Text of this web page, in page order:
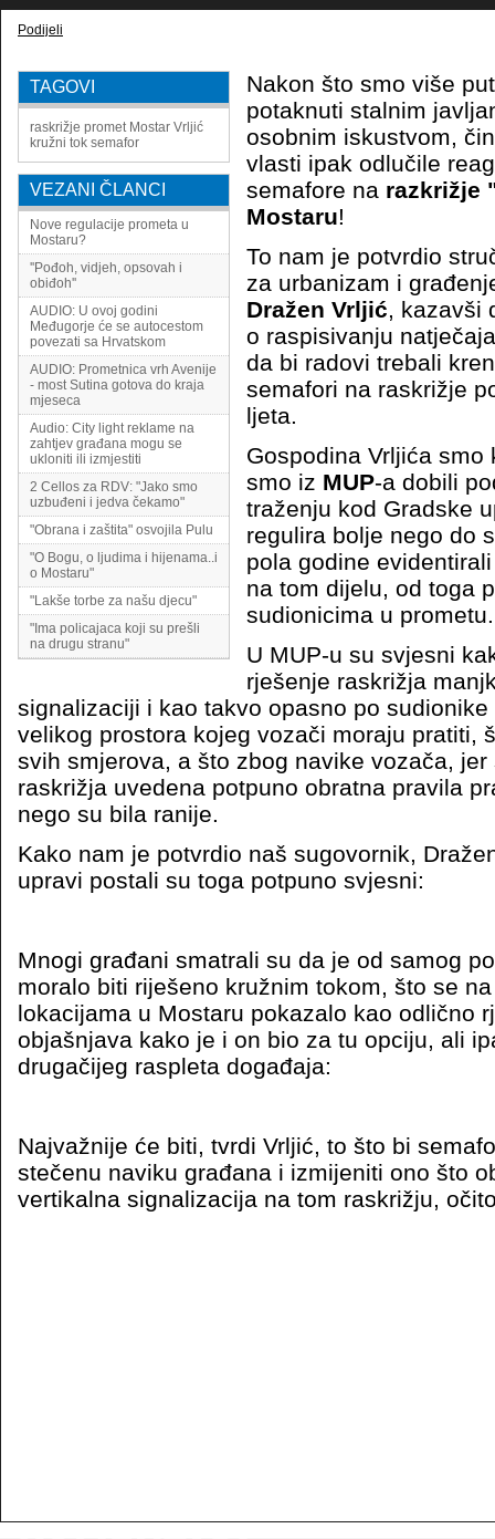
Podijeli
TAGOVI
raskrižje promet Mostar Vrljić
kružni tok semafor
VEZANI ČLANCI
Nove regulacije prometa u
Mostaru?
''Pođoh, vidjeh, opsovah i
obiđoh''
AUDIO: U ovoj godini
Međugorje će se autocestom
povezati sa Hrvatskom
AUDIO: Prometnica vrh Avenije
- most Sutina gotova do kraja
mjeseca
Audio: City light reklame na
zahtjev građana mogu se
ukloniti ili izmjestiti
2 Cellos za RDV: "Jako smo
uzbuđeni i jedva čekamo"
"Obrana i zaštita" osvojila Pulu
"O Bogu, o ljudima i hijenama..i
o Mostaru"
"Lakše torbe za našu djecu"
"Ima policajaca koji su prešli
na drugu stranu"
Nakon što smo više
potaknuti stalnim
osobnim iskustvom,
vlasti ipak odlučile
semafore na razkrižje
Mostaru!
To nam je potvrdio
za urbanizam i
Dražen Vrljić, kazavši
o raspisivanju
da bi radovi trebali
semafori na raskrižje
ljeta.
Gospodina Vrljića
smo iz MUP-a dobili
traženju kod Gradske
regulira bolje nego do
pola godine
na tom dijelu, od toga
sudionicima u prometu.
U MUP-u su svjesni
rješenje raskrižja
signalizaciji i kao takvo opasno po
velikog prostora kojeg vozači moraju pratiti,
svih smjerova, a što zbog navike vozača,
raskrižja uvedena potpuno obratna pravila
nego su bila ranije.
Kako nam je potvrdio naš sugovornik,
upravi postali su toga potpuno svjesni:
Mnogi građani smatrali su da je od samog
moralo biti riješeno kružnim tokom, što se
lokacijama u Mostaru pokazalo kao odlično
objašnjava kako je i on bio za tu opciju, ali
drugačijeg raspleta događaja:
Najvažnije će biti, tvrdi Vrljić, to što bi
stečenu naviku građana i izmijeniti ono što
vertikalna signalizacija na tom raskrižju,